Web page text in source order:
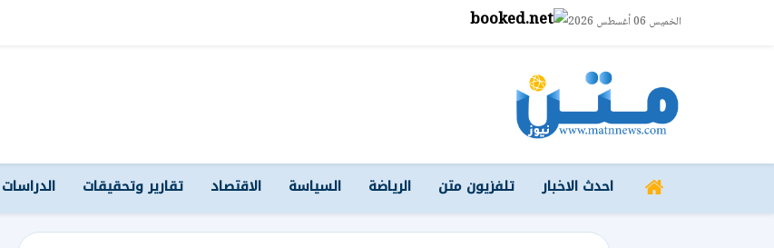
الخميس 06 أغسطس 2026
احدث الاخبار تلفزيون متن الرياضة السياسة الاقتصاد تقارير وتحقيقات